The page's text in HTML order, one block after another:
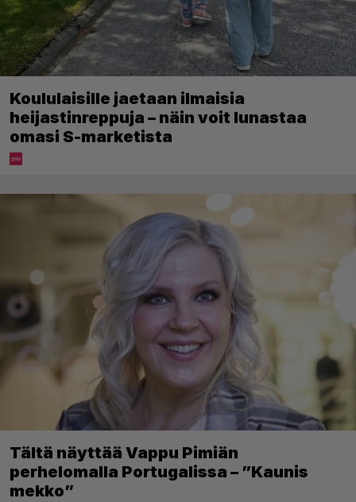
Koululaisille jaetaan ilmaisia
heijastinreppuja – näin voit lunastaa
omasi S-marketista
Tältä näyttää Vappu Pimiän
perhelomalla Portugalissa – ”Kaunis
mekko”